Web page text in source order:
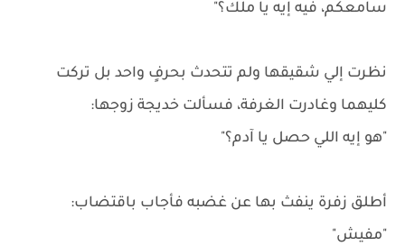
سامعكم، فيه إيه يا ملك؟"
نظرت إلي شقيقها ولم تتحدث بحرفٍ واحد بل تركت
كليهما وغادرت الغرفة، فسألت خديجة زوجها:
"هو إيه اللي حصل يا آدم؟"
أطلق زفرة ينفث بها عن غضبه فأجاب باقتضاب:
"مفيش"